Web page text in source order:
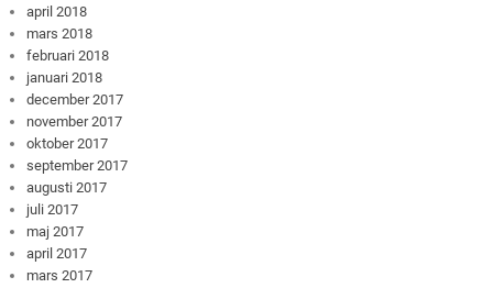
april 2018
mars 2018
februari 2018
januari 2018
december 2017
november 2017
oktober 2017
september 2017
augusti 2017
juli 2017
maj 2017
april 2017
mars 2017